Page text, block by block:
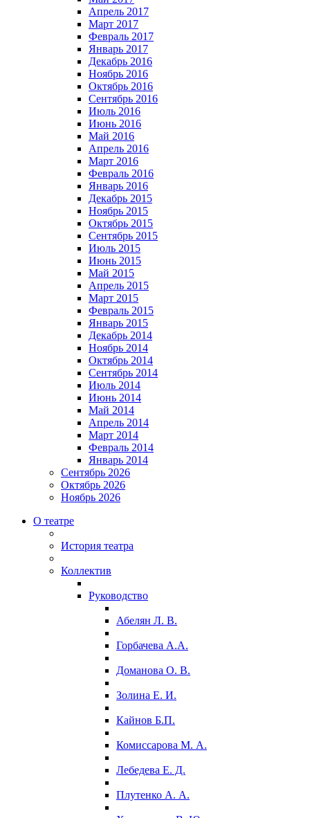
Апрель 2017
Март 2017
Февраль 2017
Январь 2017
Декабрь 2016
Ноябрь 2016
Октябрь 2016
Сентябрь 2016
Июль 2016
Июнь 2016
Май 2016
Апрель 2016
Март 2016
Февраль 2016
Январь 2016
Декабрь 2015
Ноябрь 2015
Октябрь 2015
Сентябрь 2015
Июль 2015
Июнь 2015
Май 2015
Апрель 2015
Март 2015
Февраль 2015
Январь 2015
Декабрь 2014
Ноябрь 2014
Октябрь 2014
Сентябрь 2014
Июль 2014
Июнь 2014
Май 2014
Апрель 2014
Март 2014
Февраль 2014
Январь 2014
Сентябрь 2026
Октябрь 2026
Ноябрь 2026
О театре
История театра
Коллектив
Руководство
Абелян Л. В.
Горбачева А.А.
Доманова О. В.
Золина Е. И.
Кайнов Б.П.
Комиссарова М. А.
Лебедева Е. Д.
Плутенко А. А.